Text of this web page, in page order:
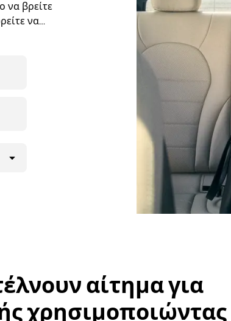
να βρείτε
να
τον
αίτημα για
χρησιμοποιώντας